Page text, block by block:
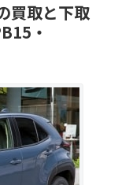
買取と下取
・